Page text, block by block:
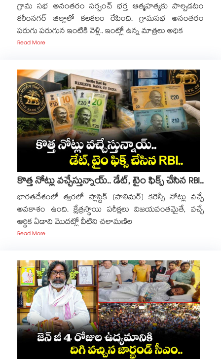
గ్రామ సభ అనంతరం సర్పంచ్ భర్త ఆత్మహత్యకు పాల్పడటం
కరీంనగర్ జిల్లాలో కలకలం రేపింది. గ్రామసభ అనంతరం
పరుగు పరుగున ఇంటికి వెళ్లి.. ఇంట్లో ఉన్న మాత్రలు అధిక
Read More
కొత్త నోట్లు వచ్చేస్తున్నాయ్.. డేట్, టైం ఫిక్స్ చేసిన RBI..
భారతదేశంలో త్వరలో ప్లాస్టిక్ (పాలిమర్) కరెన్సీ నోట్లు వచ్చే
అవకాశం ఉంది. క్షేత్రస్థాయి పరీక్షలు విజయవంతమైతే, వచ్చే
ఆర్థిక ఏడాది మొదట్లో వీటిని చలామణిల
Read More